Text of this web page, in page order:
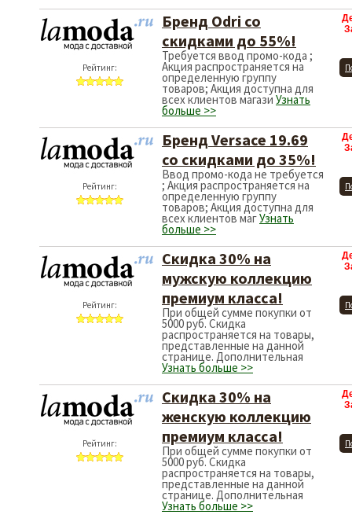
Рейтинг:
Бренд Odri со
скидками до 55%!
Требуется ввод промо-кода ;
Акция распространяется на
определенную группу
товаров; Акция доступна для
всех клиентов магази Узнать
больше >>
Рейтинг:
Бренд Versace 19.69
со скидками до 35%!
Ввод промо-кода не требуется
; Акция распространяется на
определенную группу
товаров; Акция доступна для
всех клиентов магУзнать
больше >>
Рейтинг:
Скидка 30% на
мужскую коллекцию
премиум класса!
При общей сумме покупки от
5000 руб. Скидка
распространяется на товары,
представленные на данной
странице. Дополнительная
Узнать больше >>
Рейтинг:
Скидка 30% на
женскую коллекцию
премиум класса!
При общей сумме покупки от
5000 руб. Скидка
распространяется на товары,
представленные на данной
странице. Дополнительная
Узнать больше >>